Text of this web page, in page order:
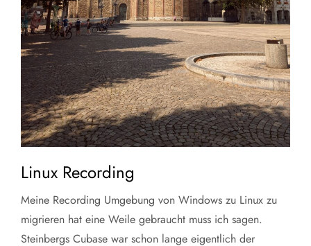
Linux Recording
Meine Recording Umgebung von Windows zu Linux zu
migrieren hat eine Weile gebraucht muss ich sagen.
Steinbergs Cubase war schon lange eigentlich der